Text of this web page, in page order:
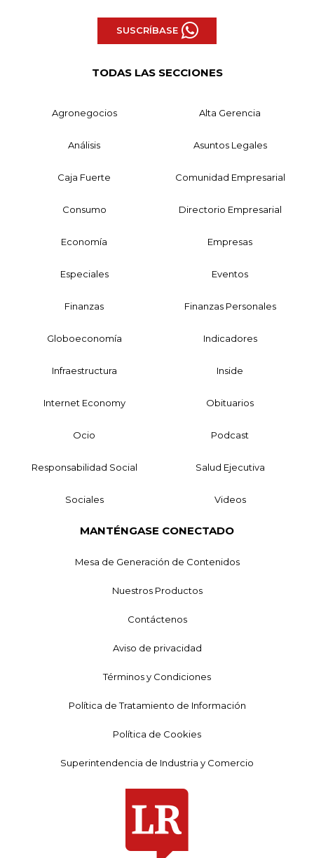
SUSCRÍBASE
TODAS LAS SECCIONES
Agronegocios Alta Gerencia
Análisis Asuntos Legales
Caja Fuerte Comunidad Empresarial
Consumo Directorio Empresarial
Economía Empresas
Especiales Eventos
Finanzas Finanzas Personales
Globoeconomía Indicadores
Infraestructura Inside
Internet Economy Obituarios
Ocio Podcast
Responsabilidad Social Salud Ejecutiva
Sociales Videos
MANTÉNGASE CONECTADO
Mesa de Generación de Contenidos
Nuestros Productos
Contáctenos
Aviso de privacidad
Términos y Condiciones
Política de Tratamiento de Información
Política de Cookies
Superintendencia de Industria y Comercio